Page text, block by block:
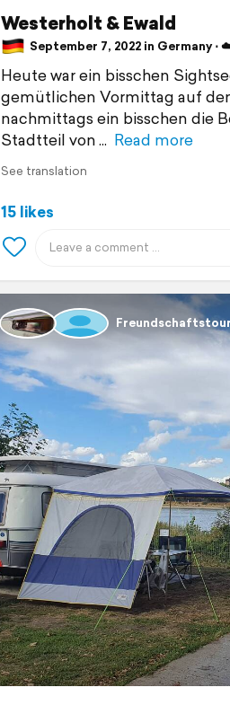
Westerholt & Ewald
September 7, 2022 in Germany ⋅
Heute war ein bisschen
gemütlichen Vormittag auf
nachmittags ein bisschen die
Stadtteil von
Read more
See translation
15 likes
Freundschaftstour